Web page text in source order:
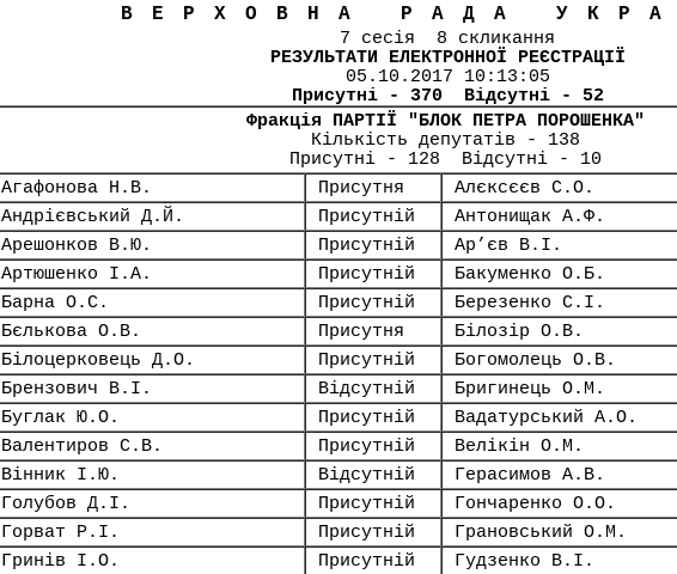
ВЕРХОВНА РАДА
7 сесія 8 скликання
РЕЗУЛЬТАТИ ЕЛЕКТРОННОЇ РЕЄСТРАЦІЇ
05.10.2017 10:13:05
Присутні - 370 Відсутні - 52
Фракція ПАРТІЇ "БЛОК ПЕТРА ПОРОШЕНКА"
Кількість депутатів - 138
Присутні - 128 Відсутні - 10
Агафонова Н.В.
Присутня Алєксєєв С.О.
Андрієвський Д.Й.
Присутній Антонищак А.Ф.
Арешонков В.Ю.
Присутній Ар’єв В.І.
Артюшенко І.А.
Присутній Бакуменко О.Б.
Барна О.С.
Присутній Березенко С.І.
Бєлькова О.В.
Присутня Білозір О.В.
Білоцерковець Д.О.
Присутній Богомолець О.В.
Брензович В.І.
Відсутній Бригинець О.М.
Буглак Ю.О.
Присутній Вадатурський А.О.
Валентиров С.В.
Присутній Велікін О.М.
Вінник І.Ю.
Відсутній Герасимов А.В.
Голубов Д.І.
Присутній Гончаренко О.О.
Горват Р.І.
Присутній Грановський О.М.
Гринів І.О.
Присутній Гудзенко В.І.